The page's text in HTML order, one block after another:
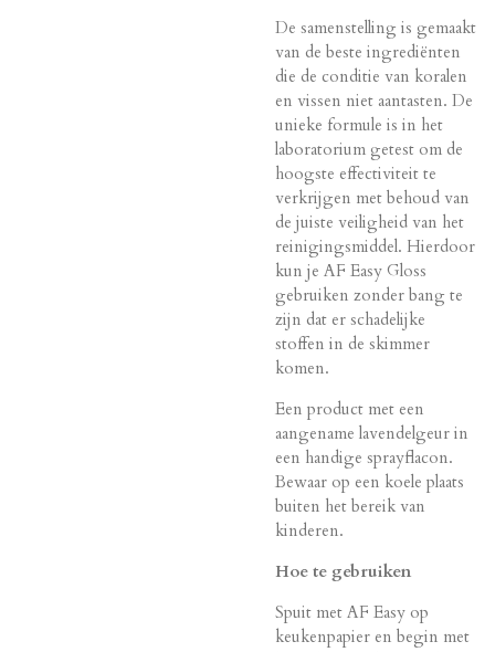
De samenstelling is gemaakt
van de beste ingrediënten
die de conditie van koralen
en vissen niet aantasten. De
unieke formule is in het
laboratorium getest om de
hoogste effectiviteit te
verkrijgen met behoud van
de juiste veiligheid van het
reinigingsmiddel. Hierdoor
kun je AF Easy Gloss
gebruiken zonder bang te
zijn dat er schadelijke
stoffen in de skimmer
komen.
Een product met een
aangename lavendelgeur in
een handige sprayflacon.
Bewaar op een koele plaats
buiten het bereik van
kinderen.
Hoe te gebruiken
Spuit met AF Easy op
keukenpapier en begin met